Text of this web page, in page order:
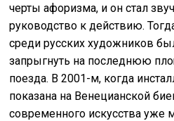
черты афоризма, и он стал
руководство к действию.
среди русских художников
запрыгнуть на последнюю
поезда. В 2001-м, когда
показана на Венецианской
современного искусства уже